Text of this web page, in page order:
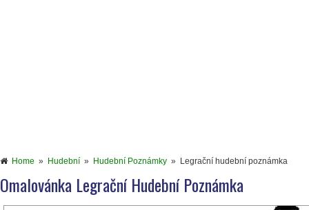
Home » Hudební » Hudební Poznámky » Legrační hudební poznámka
Omalovánka Legrační Hudební Poznámka